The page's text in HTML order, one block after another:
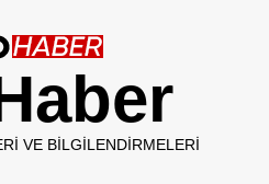
VE BILGILENDIRMELERI